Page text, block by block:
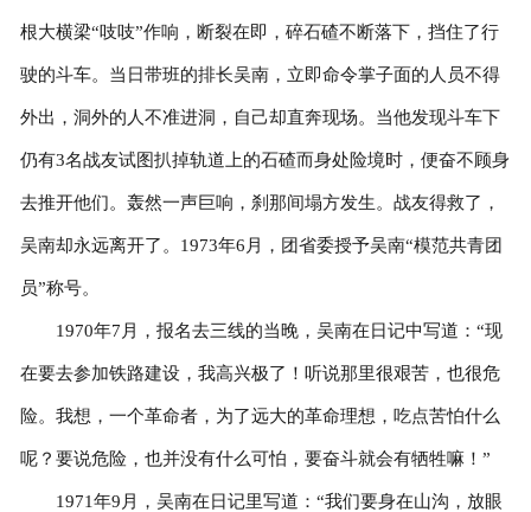
根大横梁“吱吱”作响，断裂在即，碎石碴不断落下，挡住了行
驶的斗车。当日带班的排长吴南，立即命令掌子面的人员不得
外出，洞外的人不准进洞，自己却直奔现场。当他发现斗车下
仍有3名战友试图扒掉轨道上的石碴而身处险境时，便奋不顾身
去推开他们。轰然一声巨响，刹那间塌方发生。战友得救了，
吴南却永远离开了。1973年6月，团省委授予吴南“模范共青团
员”称号。
1970年7月，报名去三线的当晚，吴南在日记中写道：“现
在要去参加铁路建设，我高兴极了！听说那里很艰苦，也很危
险。我想，一个革命者，为了远大的革命理想，吃点苦怕什么
呢？要说危险，也并没有什么可怕，要奋斗就会有牺牲嘛！”
1971年9月，吴南在日记里写道：“我们要身在山沟，放眼